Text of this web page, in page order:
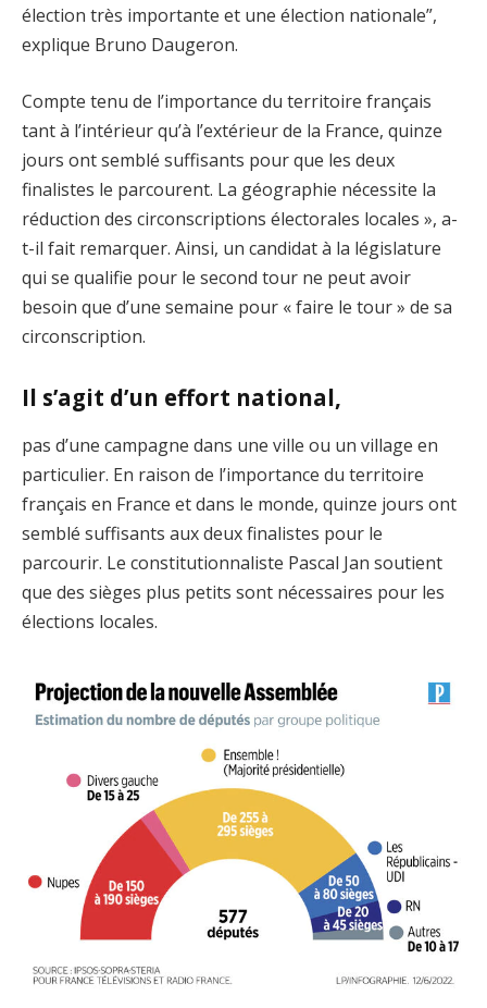
élection très importante et une élection nationale”,
explique Bruno Daugeron.
Compte tenu de l’importance du territoire français
tant à l’intérieur qu’à l’extérieur de la France, quinze
jours ont semblé suffisants pour que les deux
finalistes le parcourent. La géographie nécessite la
réduction des circonscriptions électorales locales », a-
t-il fait remarquer. Ainsi, un candidat à la législature
qui se qualifie pour le second tour ne peut avoir
besoin que d’une semaine pour « faire le tour » de sa
circonscription.
Il s’agit d’un effort national,
pas d’une campagne dans une ville ou un village en
particulier. En raison de l’importance du territoire
français en France et dans le monde, quinze jours ont
semblé suffisants aux deux finalistes pour le
parcourir. Le constitutionnaliste Pascal Jan soutient
que des sièges plus petits sont nécessaires pour les
élections locales.